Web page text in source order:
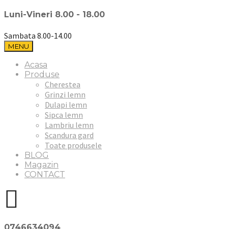
Luni-Vineri 8.00 - 18.00
Sambata 8.00-14.00
MENU
Acasa
Produse
Cherestea
Grinzi lemn
Dulapi lemn
Sipca lemn
Lambriu lemn
Scandura gard
Toate produsele
BLOG
Magazin
CONTACT